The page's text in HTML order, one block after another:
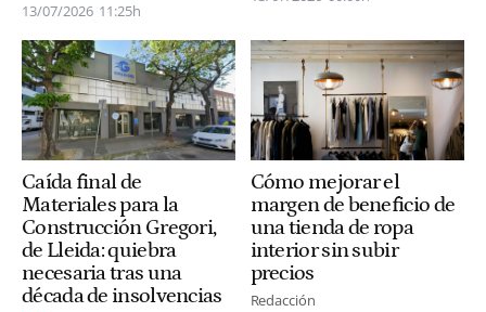
13/07/2026 11:25h
Caída final de
Materiales para la
Construcción Gregori,
de Lleida: quiebra
necesaria tras una
década de insolvencias
Cómo mejorar el
margen de beneficio de
una tienda de ropa
interior sin subir
precios
Redacción